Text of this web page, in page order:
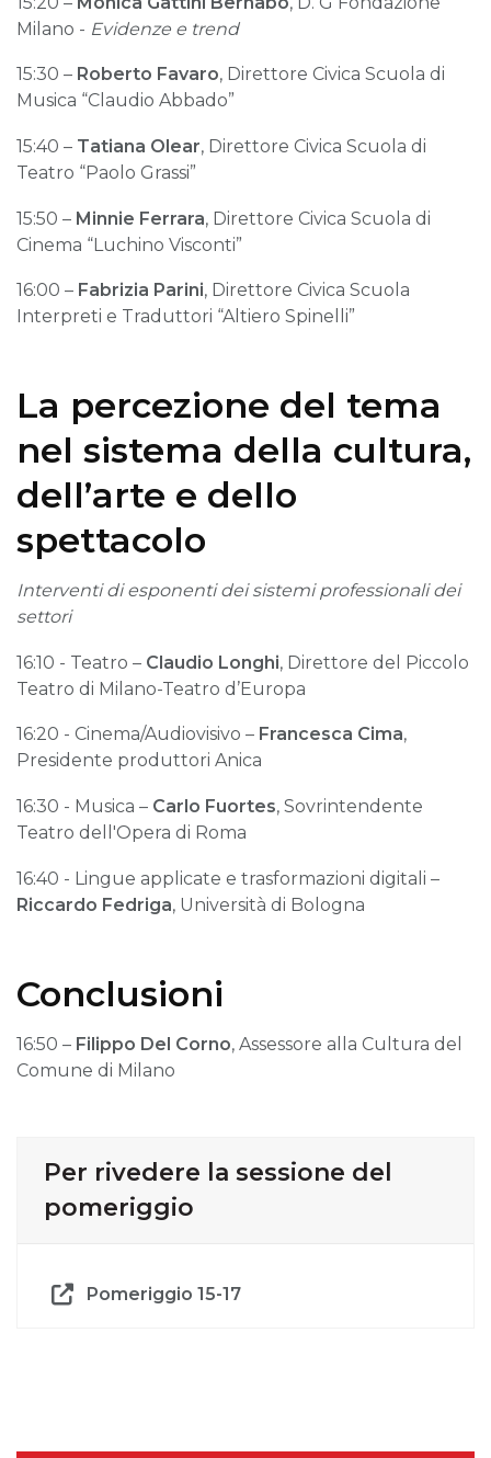
Milano - Evidenze e trend
15:30 – Roberto Favaro, Direttore Civica Scuola di
Musica “Claudio Abbado”
15:40 – Tatiana Olear, Direttore Civica Scuola di
Teatro “Paolo Grassi”
15:50 – Minnie Ferrara, Direttore Civica Scuola di
Cinema “Luchino Visconti”
16:00 – Fabrizia Parini, Direttore Civica Scuola
Interpreti e Traduttori “Altiero Spinelli”
La percezione del tema
nel sistema della cultura,
dell’arte e dello
spettacolo
Interventi di esponenti dei sistemi professionali dei
settori
16:10 - Teatro – Claudio Longhi, Direttore del Piccolo
Teatro di Milano-Teatro d’Europa
16:20 - Cinema/Audiovisivo – Francesca Cima,
Presidente produttori Anica
16:30 - Musica – Carlo Fuortes, Sovrintendente
Teatro dell'Opera di Roma
16:40 - Lingue applicate e trasformazioni digitali –
Riccardo Fedriga, Università di Bologna
Conclusioni
16:50 – Filippo Del Corno, Assessore alla Cultura del
Comune di Milano
Per rivedere la sessione del
pomeriggio
Pomeriggio 15-17